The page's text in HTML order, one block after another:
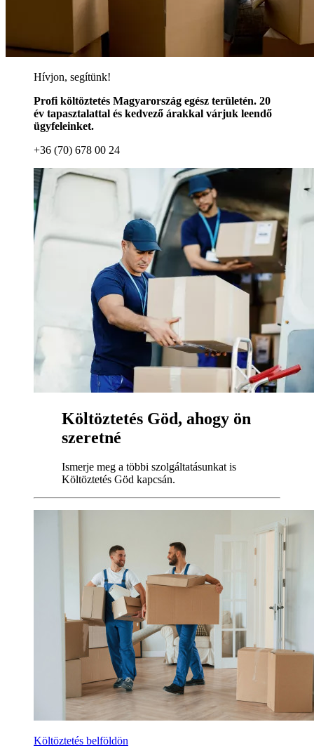
Hívjon, segítünk!
Profi költöztetés Magyarország egész területén. 20
év tapasztalattal és kedvező árakkal várjuk leendő
ügyfeleinket.
+36 (70) 678 00 24
Költöztetés Göd, ahogy ön
szeretné
Ismerje meg a többi szolgáltatásunkat is
Költöztetés Göd kapcsán.
Költöztetés belföldön